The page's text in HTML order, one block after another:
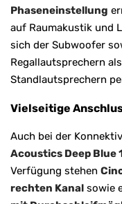
Phaseneinstellung
auf Raumakustik und
sich der Subwoofer
Regallautsprechern
Standlautsprechern
Vielseitige
Auch bei der
Acoustics Deep Blue
Verfügung stehen
rechten Kanal sowie